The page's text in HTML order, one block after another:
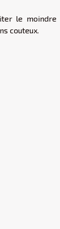
le moindre
couteux.